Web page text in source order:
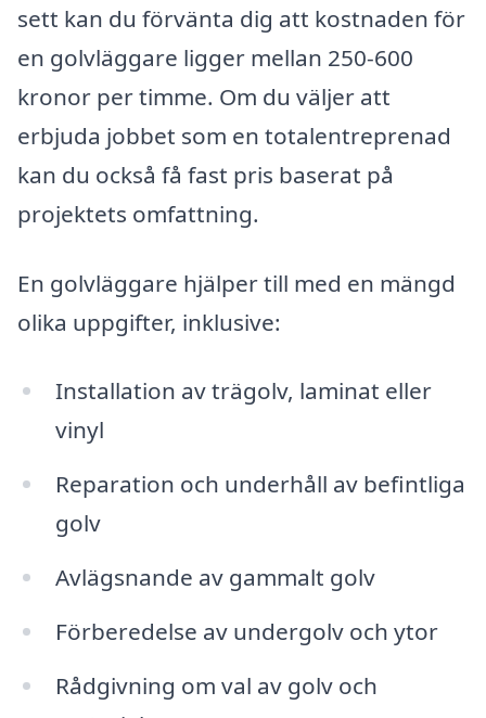
sett kan du förvänta dig att kostnaden för
en golvläggare ligger mellan 250-600
kronor per timme. Om du väljer att
erbjuda jobbet som en totalentreprenad
kan du också få fast pris baserat på
projektets omfattning.
En golvläggare hjälper till med en mängd
olika uppgifter, inklusive:
Installation av trägolv, laminat eller
vinyl
Reparation och underhåll av befintliga
golv
Avlägsnande av gammalt golv
Förberedelse av undergolv och ytor
Rådgivning om val av golv och